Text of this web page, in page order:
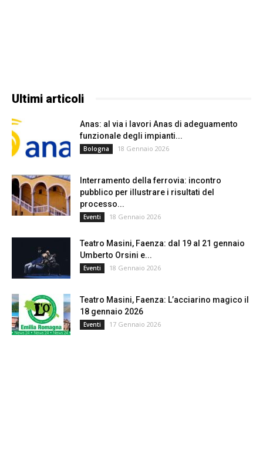
Ultimi articoli
Anas: al via i lavori Anas di adeguamento
funzionale degli impianti...
Bologna 18 Gennaio 2026
Interramento della ferrovia: incontro
pubblico per illustrare i risultati del
processo...
Eventi 18 Gennaio 2026
Teatro Masini, Faenza: dal 19 al 21 gennaio
Umberto Orsini e...
Eventi 18 Gennaio 2026
Teatro Masini, Faenza: L’acciarino magico il
18 gennaio 2026
Eventi 17 Gennaio 2026